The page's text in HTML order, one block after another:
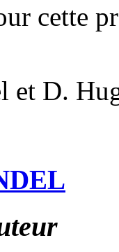
cette
et D.